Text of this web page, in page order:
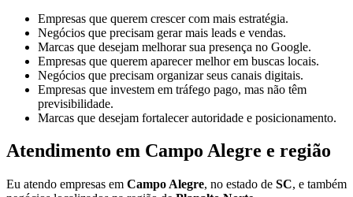
Empresas que querem crescer com mais estratégia.
Negócios que precisam gerar mais leads e vendas.
Marcas que desejam melhorar sua presença no Google.
Empresas que querem aparecer melhor em buscas locais.
Negócios que precisam organizar seus canais digitais.
Empresas que investem em tráfego pago, mas não têm
previsibilidade.
Marcas que desejam fortalecer autoridade e posicionamento.
Atendimento em Campo Alegre e região
Eu atendo empresas em Campo Alegre, no estado de SC, e também